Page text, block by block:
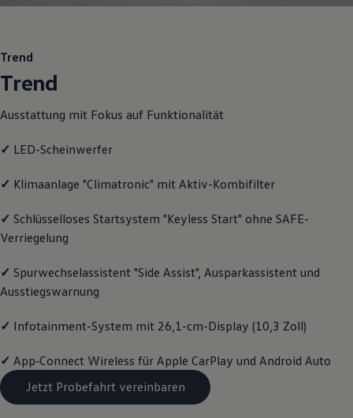
Schutz und Pflege
Individualisieren
Digitale Extras
Volkswagen Apps, Login und Shop
Handy und Fahrzeug verbinden
Vorgängermodelle
Kundeninformationen
Volkswagen Kundenbetreuung
Assistenzsysteme
Live Beratung
Magazin
Lifestyle
Transport
Familie
Trend
Trend
Ausstattung mit Fokus auf Funktionalität
✓ LED-Scheinwerfer
✓ Klimaanlage "Climatronic" mit Aktiv-Kombifilter
✓ Schlüsselloses Startsystem "Keyless Start" ohne SAFE-
Verriegelung
✓ Spurwechselassistent "Side Assist", Ausparkassistent und
Ausstiegswarnung
✓ Infotainment-System mit 26,1-cm-Display (10,3 Zoll)
✓ App‑Connect Wireless für Apple CarPlay und Android Auto
Jetzt Probefahrt vereinbaren